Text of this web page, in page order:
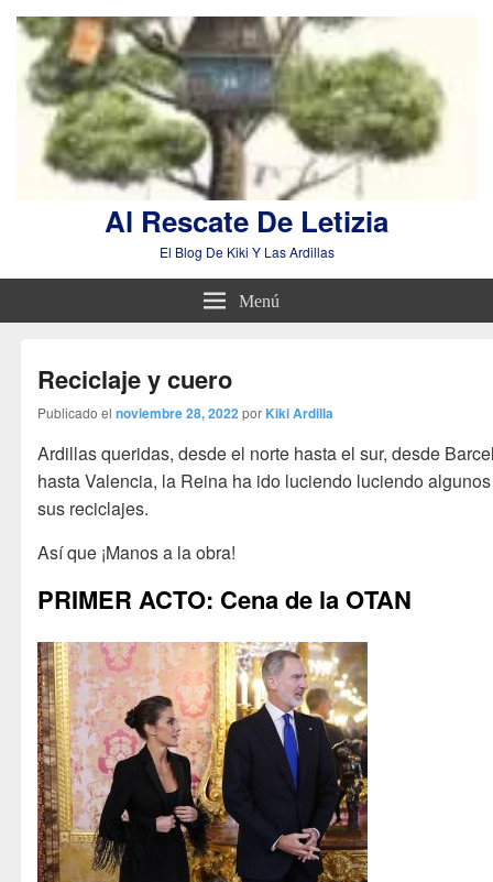
Al Rescate De Letizia
El Blog De Kiki Y Las Ardillas
Menú
Reciclaje y cuero
Publicado el noviembre 28, 2022por Kiki Ardilla
Ardillas queridas, desde el norte hasta el sur, desde
hasta Valencia, la Reina ha ido luciendo luciendo
sus reciclajes.
Así que ¡Manos a la obra!
PRIMER ACTO: Cena de la OTAN